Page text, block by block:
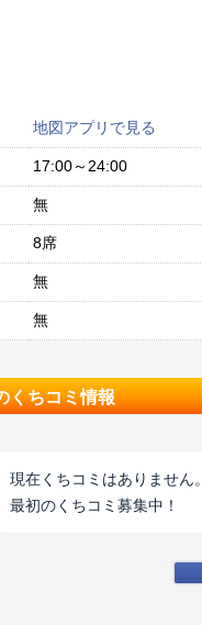
地図アプリで見る
17:00～24:00
無
8席
無
無
くちコミ情報
現在くちコミはありません。
最初のくちコミ募集中！